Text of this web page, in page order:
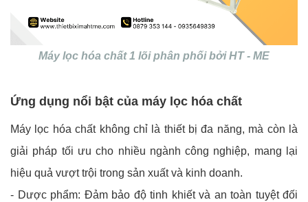
Máy lọc hóa chất 1 lõi phân phối bởi HT - ME
Ứng dụng nổi bật của máy lọc hóa chất
Máy lọc hóa chất không chỉ là thiết bị đa năng, mà còn là
giải pháp tối ưu cho nhiều ngành công nghiệp, mang lại
hiệu quả vượt trội trong sản xuất và kinh doanh.
- Dược phẩm: Đảm bảo độ tinh khiết và an toàn tuyệt đối